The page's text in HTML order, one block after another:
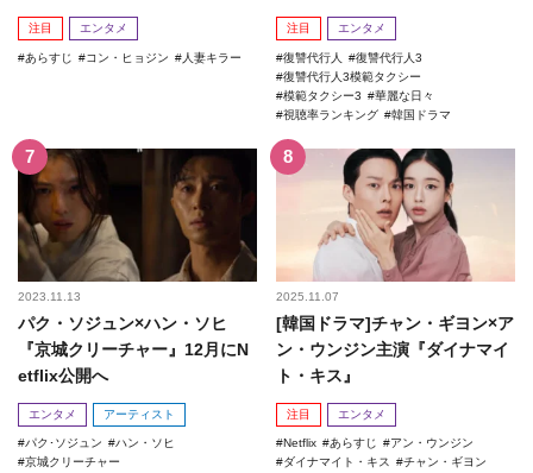
注目 エンタメ
あらすじ コン・ヒョジン 人妻キラー
記録を更新！
注目 エンタメ
復讐代行人
復讐代行人3
復讐代行人3模範タクシー
模範タクシー3
華麗な日々
視聴率ランキング
韓国ドラマ
2023.11.13
パク・ソジュン×ハン・ソヒ
『京城クリーチャー』12月にN
etflix公開へ
エンタメ アーティスト
パク･ソジュン
ハン・ソヒ
京城クリーチャー
2025.11.07
[韓国ドラマ]チャン・ギヨン×ア
ン・ウンジン主演『ダイナマイ
ト・キス』
注目 エンタメ
Netflix あらすじ
アン・ウンジン
ダイナマイト・キス
チャン・ギヨン